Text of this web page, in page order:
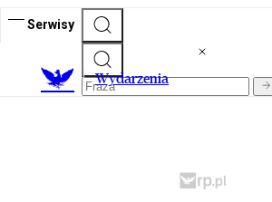
Serwisy
Wydarzenia